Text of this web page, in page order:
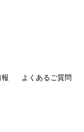
よくあるご質問